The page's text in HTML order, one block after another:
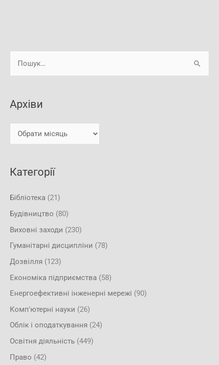
а
т
Архіви
Категорії
Бібліотека (21)
Будівництво (80)
Виховні заходи (230)
Гуманітарні дисципліни (78)
Дозвілля (123)
Економіка підприємства (58)
Енергоефективні інженерні мережі (90)
Комп'ютерні науки (26)
Облік і оподаткування (24)
Освітня діяльність (449)
Право (42)